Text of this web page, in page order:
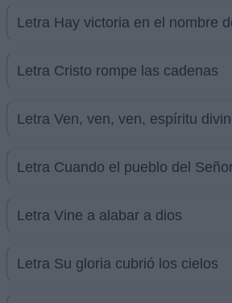
Letra Hay victoria en el nombre
Letra Cristo rompe las cadenas
Letra Ven, ven, ven, espíritu
Letra Cuando el pueblo del
Letra Vine a alabar a dios
Letra Su gloria cubrió los cielos